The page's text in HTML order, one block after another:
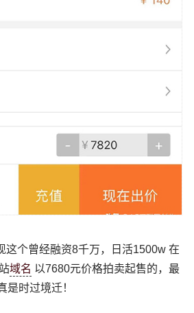
这个曾经融资8千万，日活1500w 在
域名 以7680元价格拍卖起售的，最
是时过境迁！